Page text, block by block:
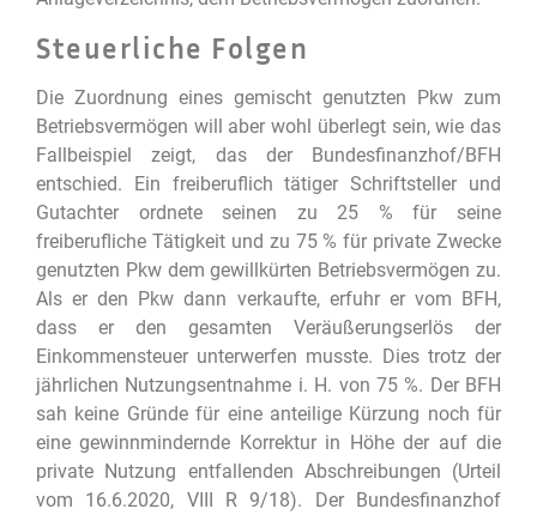
Steuerliche Folgen
Die Zuordnung eines gemischt genutzten Pkw zum
Betriebsvermögen will aber wohl überlegt sein, wie das
Fallbeispiel zeigt, das der Bundesfinanzhof/BFH
entschied. Ein freiberuflich tätiger Schriftsteller und
Gutachter ordnete seinen zu 25 % für seine
freiberufliche Tätigkeit und zu 75 % für private Zwecke
genutzten Pkw dem gewillkürten Betriebsvermögen zu.
Als er den Pkw dann verkaufte, erfuhr er vom BFH,
dass er den gesamten Veräußerungserlös der
Einkommensteuer unterwerfen musste. Dies trotz der
jährlichen Nutzungsentnahme i. H. von 75 %. Der BFH
sah keine Gründe für eine anteilige Kürzung noch für
eine gewinnmindernde Korrektur in Höhe der auf die
private Nutzung entfallenden Abschreibungen (Urteil
vom 16.6.2020, VIII R 9/18). Der Bundesfinanzhof